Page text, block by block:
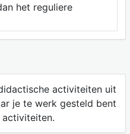
het reguliere
activiteiten uit
je te werk gesteld bent